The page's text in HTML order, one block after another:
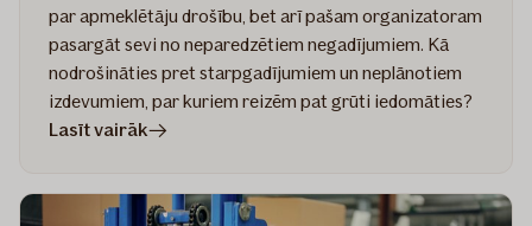
par apmeklētāju drošību, bet arī pašam organizatoram
pasargāt sevi no neparedzētiem negadījumiem. Kā
nodrošināties pret starpgadījumiem un neplānotiem
izdevumiem, par kuriem reizēm pat grūti iedomāties?
Lasīt vairākrakstā
izaicinājumi